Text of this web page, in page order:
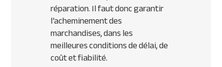
réparation. Il faut donc garantir
l’acheminement des
marchandises, dans les
meilleures conditions de délai, de
coût et fiabilité.